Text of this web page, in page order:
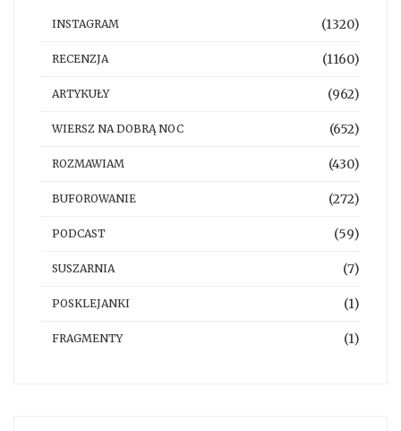
INSTAGRAM (1320)
RECENZJA (1160)
ARTYKUŁY (962)
WIERSZ NA DOBRĄ NOC (652)
ROZMAWIAM (430)
BUFOROWANIE (272)
PODCAST (59)
SUSZARNIA (7)
POSKLEJANKI (1)
FRAGMENTY (1)